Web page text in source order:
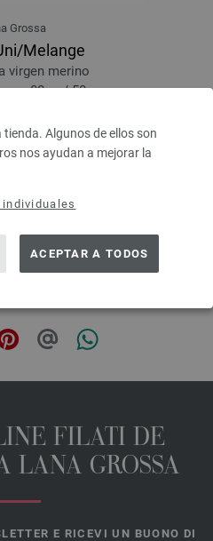
Algunos de ellos son
nos ayudan a mejorar la
ACEPTAR A TODOS
Grossa
Melange
virgen merino
80 m / 50 g
5,00 €
envío, Precio base:65,60 € / kg
FILATI DE
LANA GROSSA
E RICEVI UN BUONO DI